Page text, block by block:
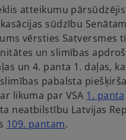
i
n
a
n
e
w
t
a
atteikumu
sūdzību
vērsties Satversmes
un slimības
un 4. panta 1. daļas,
pabalsta
likuma par VSA 1. panta
neatbilstību Latvijas
109. pantamo.